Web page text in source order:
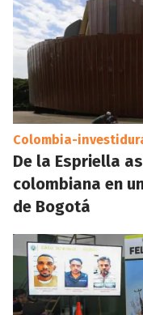
Colombia-
De la Espriella
colombiana en
de Bogotá